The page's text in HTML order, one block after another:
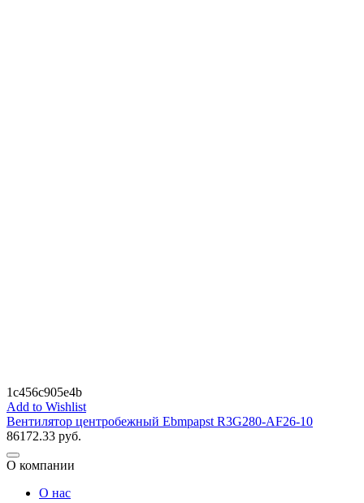
1c456c905e4b
Add to Wishlist
Вентилятор центробежный Ebmpapst R3G280-AF26-10
86172.33 руб.
О компании
О нас